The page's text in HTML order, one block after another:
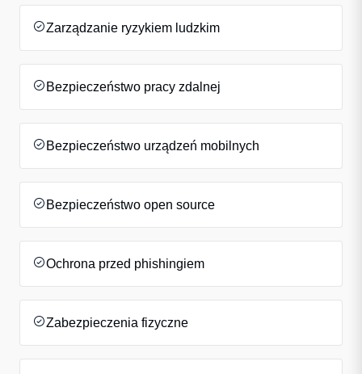
Zarządzanie ryzykiem ludzkim
Bezpieczeństwo pracy zdalnej
Bezpieczeństwo urządzeń mobilnych
Bezpieczeństwo open source
Ochrona przed phishingiem
Zabezpieczenia fizyczne